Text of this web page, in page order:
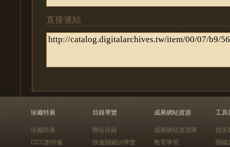
直接連結
珍藏特展
珍藏特展
CCC創作集
目錄導覽
聯合目錄
快速關鍵詞導覽
成果網站資源
成果網站資源庫
教育學習
工具
技術
關鍵